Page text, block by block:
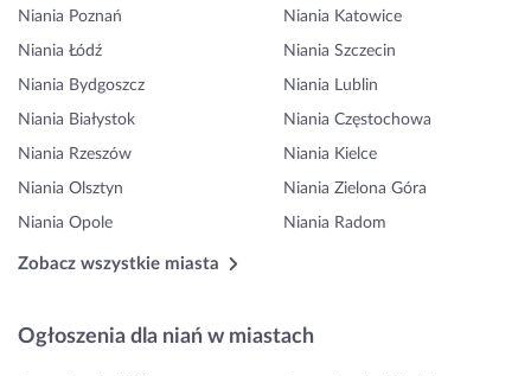
Niania Poznań Niania Katowice
Niania Łódź Niania Szczecin
Niania Bydgoszcz Niania Lublin
Niania Białystok Niania Częstochowa
Niania Rzeszów Niania Kielce
Niania Olsztyn Niania Zielona Góra
Niania Opole Niania Radom
Zobacz wszystkie miasta
Ogłoszenia dla niań w miastach